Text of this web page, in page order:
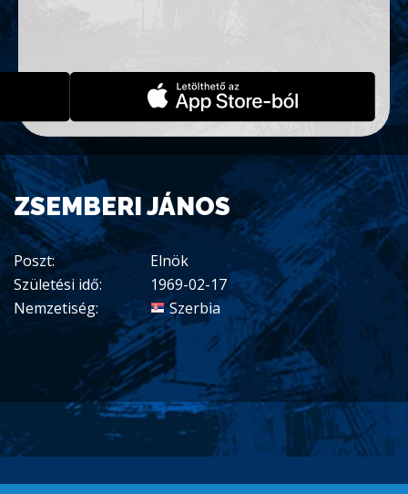
ZSEMBERI JÁNOS
Poszt:
Elnök
Születési idő:
1969-02-17
Nemzetiség:
Szerbia